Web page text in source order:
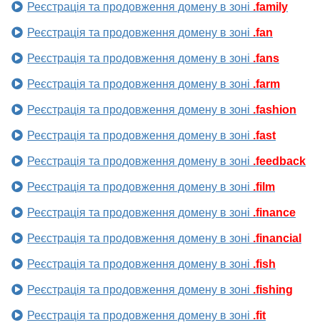
Реєстрація та продовження домену в зоні .family
Реєстрація та продовження домену в зоні .fan
Реєстрація та продовження домену в зоні .fans
Реєстрація та продовження домену в зоні .farm
Реєстрація та продовження домену в зоні .fashion
Реєстрація та продовження домену в зоні .fast
Реєстрація та продовження домену в зоні .feedback
Реєстрація та продовження домену в зоні .film
Реєстрація та продовження домену в зоні .finance
Реєстрація та продовження домену в зоні .financial
Реєстрація та продовження домену в зоні .fish
Реєстрація та продовження домену в зоні .fishing
Реєстрація та продовження домену в зоні .fit